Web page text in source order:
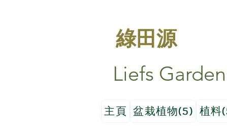
綠田源
Liefs Garden
主頁 盆栽植物(5) 植料